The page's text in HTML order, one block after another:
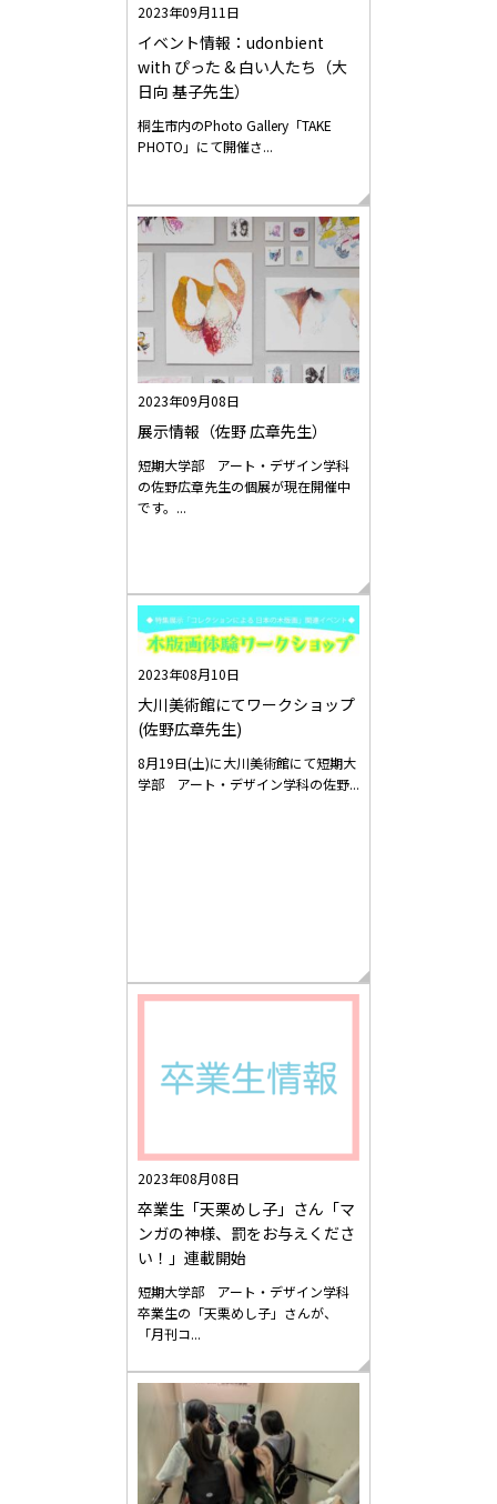
2023年09月11日
イベント情報：udonbient
with ぴった & 白い人たち（大
日向 基子先生）
桐生市内のPhoto Gallery「TAKE
PHOTO」にて開催さ...
2023年09月08日
展示情報（佐野 広章先生）
短期大学部 アート・デザイン学科
の佐野広章先生の個展が現在開催中
です。...
2023年08月10日
大川美術館にてワークショップ
(佐野広章先生)
8月19日(土)に大川美術館にて短期大
学部 アート・デザイン学科の佐野...
2023年08月08日
卒業生「天栗めし子」さん「マ
ンガの神様、罰をお与えくださ
い！」連載開始
短期大学部 アート・デザイン学科
卒業生の「天栗めし子」さんが、
「月刊コ...